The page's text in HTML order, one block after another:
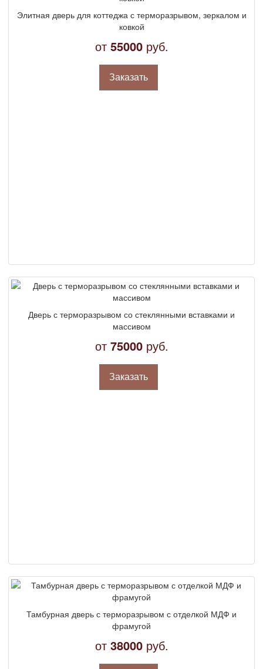
Элитная дверь для коттеджа с терморазрывом, зеркалом и
ковкой
от 55000руб.
Заказать
Дверь с терморазрывом со стеклянными вставками и
массивом
от 75000руб.
Заказать
Тамбурная дверь с терморазрывом с отделкой МДФ и
фрамугой
от 38000руб.